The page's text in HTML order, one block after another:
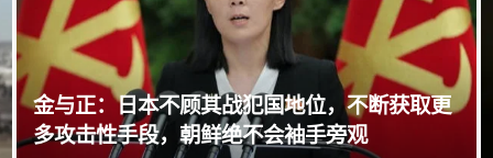
金与正：日本不顾其战犯国地位，不断获取更
多攻击性手段，朝鲜绝不会袖手旁观